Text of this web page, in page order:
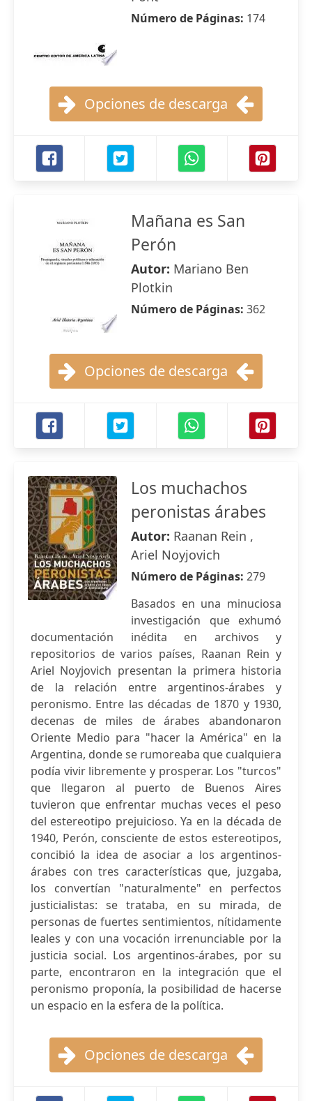
Número de Páginas: 174
Opciones de descarga
Mañana es San
Perón
Autor: Mariano Ben
Plotkin
Número de Páginas: 362
Opciones de descarga
Los muchachos
peronistas árabes
Autor: Raanan Rein ,
Ariel Noyjovich
Número de Páginas: 279
Basados en una minuciosa
investigación que exhumó
documentación inédita en archivos y
repositorios de varios países, Raanan Rein y
Ariel Noyjovich presentan la primera historia
de la relación entre argentinos-árabes y
peronismo. Entre las décadas de 1870 y 1930,
decenas de miles de árabes abandonaron
Oriente Medio para "hacer la América" en la
Argentina, donde se rumoreaba que cualquiera
podía vivir libremente y prosperar. Los "turcos"
que llegaron al puerto de Buenos Aires
tuvieron que enfrentar muchas veces el peso
del estereotipo prejuicioso. Ya en la década de
1940, Perón, consciente de estos estereotipos,
concibió la idea de asociar a los argentinos-
árabes con tres características que, juzgaba,
los convertían "naturalmente" en perfectos
justicialistas: se trataba, en su mirada, de
personas de fuertes sentimientos, nítidamente
leales y con una vocación irrenunciable por la
justicia social. Los argentinos-árabes, por su
parte, encontraron en la integración que el
peronismo proponía, la posibilidad de hacerse
un espacio en la esfera de la política.
Opciones de descarga